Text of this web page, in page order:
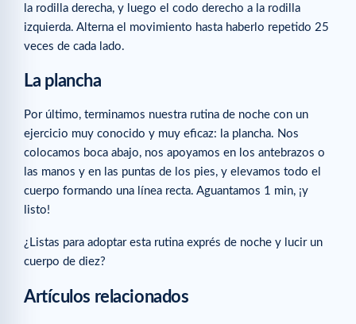
la rodilla derecha, y luego el codo derecho a la rodilla
izquierda. Alterna el movimiento hasta haberlo repetido 25
veces de cada lado.
La plancha
Por último, terminamos nuestra rutina de noche con un
ejercicio muy conocido y muy eficaz: la plancha. Nos
colocamos boca abajo, nos apoyamos en los antebrazos o
las manos y en las puntas de los pies, y elevamos todo el
cuerpo formando una línea recta. Aguantamos 1 min, ¡y
listo!
¿Listas para adoptar esta rutina exprés de noche y lucir un
cuerpo de diez?
Artículos relacionados